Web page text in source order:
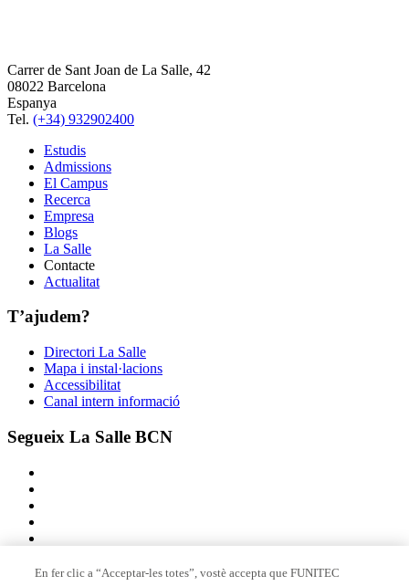
Carrer de Sant Joan de La Salle, 42
08022 Barcelona
Espanya
Tel. (+34) 932902400
Estudis
Admissions
El Campus
Recerca
Empresa
Blogs
La Salle
Contacte
Actualitat
T’ajudem?
Directori La Salle
Mapa i instal·lacions
Accessibilitat
Canal intern informació
Segueix La Salle BCN
En fer clic a “Acceptar-les totes”, vostè accepta que FUNITEC